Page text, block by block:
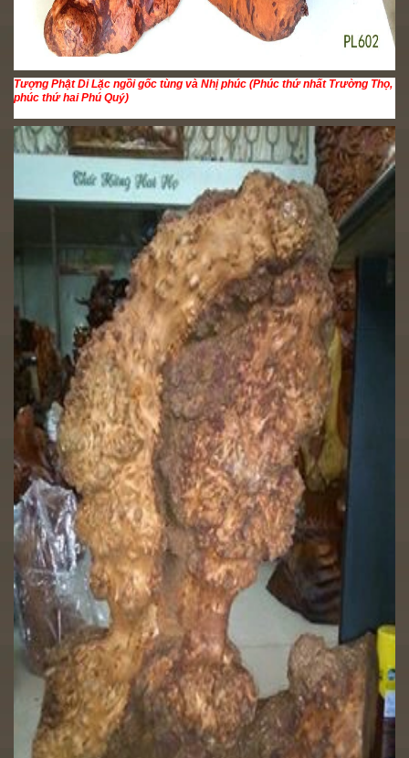
Tượng Phật Di Lặc ngồi gốc tùng và Nhị phúc (Phúc thứ nhất Trường Thọ,
phúc thứ hai Phú Quý)